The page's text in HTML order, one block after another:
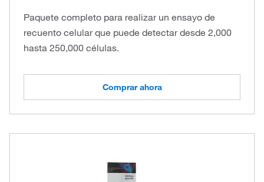
Paquete completo para realizar un ensayo de
recuento celular que puede detectar desde 2,000
hasta 250,000 células.
Comprar ahora